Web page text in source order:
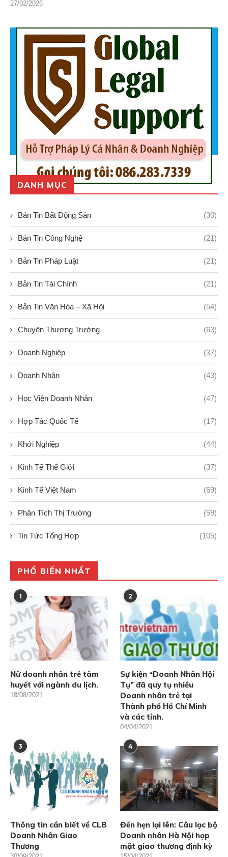
27/02/2026
DANH MỤC
Bản Tin Bất Động Sản (30)
Bản Tin Công Nghệ (21)
Bản Tin Pháp Luật (21)
Bản Tin Tài Chính (21)
Bản Tin Văn Hóa – Xã Hội (54)
Chuyện Thương Trường (63)
Doanh Nghiệp (37)
Doanh Nhân (43)
Học Viện Doanh Nhân (47)
Hợp Tác Quốc Tế (17)
Khởi Nghiệp (44)
Kinh Tế Thế Giới (37)
Kinh Tế Việt Nam (69)
Phân Tích Thị Trường (59)
Tin Tức Tổng Hợp (105)
PHỔ BIẾN NHẤT
1
Nữ doanh nhân trẻ tâm
huyết với ngành du lịch.
18/08/2021
2
Sự kiện “Doanh Nhân Hội
Tụ” đã quy tụ nhiều
Doanh nhân trẻ tại
Thành phố Hồ Chí Minh
và các tỉnh.
04/04/2021
3
Thông tin cần biết về CLB
Doanh Nhân Giao
Thương
4
Đến hẹn lại lên: Câu lạc bộ
Doanh nhân Hà Nội họp
mặt giao thương định kỳ